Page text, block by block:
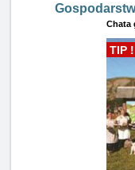
Chata
TIP !